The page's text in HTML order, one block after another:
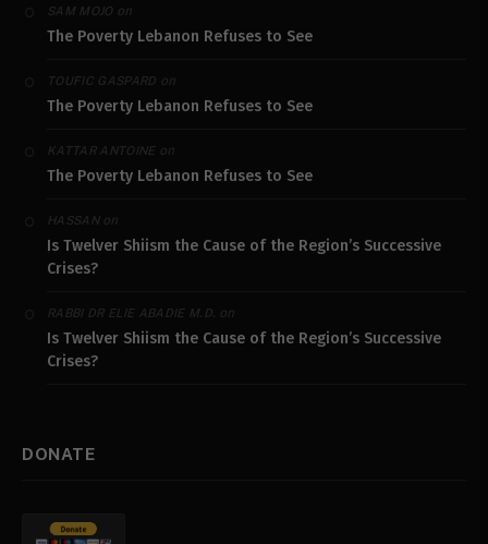
SAM MOJO on
The Poverty Lebanon Refuses to See
TOUFIC GASPARD on
The Poverty Lebanon Refuses to See
KATTAR ANTOINEon
The Poverty Lebanon Refuses to See
HASSANon
Is Twelver Shiism the Cause of the Region’s Successive
Crises?
RABBI DR ELIE ABADIE M.D. on
Is Twelver Shiism the Cause of the Region’s Successive
Crises?
DONATE